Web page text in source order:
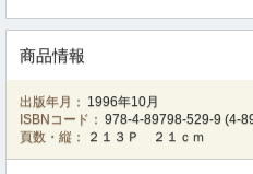
商品情報
出版年月： 1996年10月
ISBNコード： 978-4-89798-529-9 (4-
頁数・縦：
２１３Ｐ ２１ｃｍ